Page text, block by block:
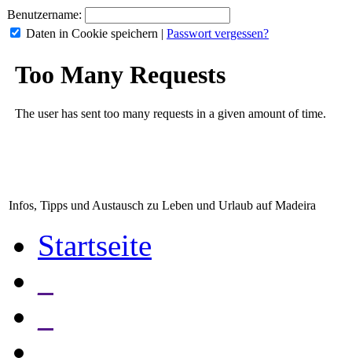
Benutzername:
Daten in Cookie speichern | Passwort vergessen?
Infos, Tipps und Austausch zu Leben und Urlaub auf Madeira
Startseite